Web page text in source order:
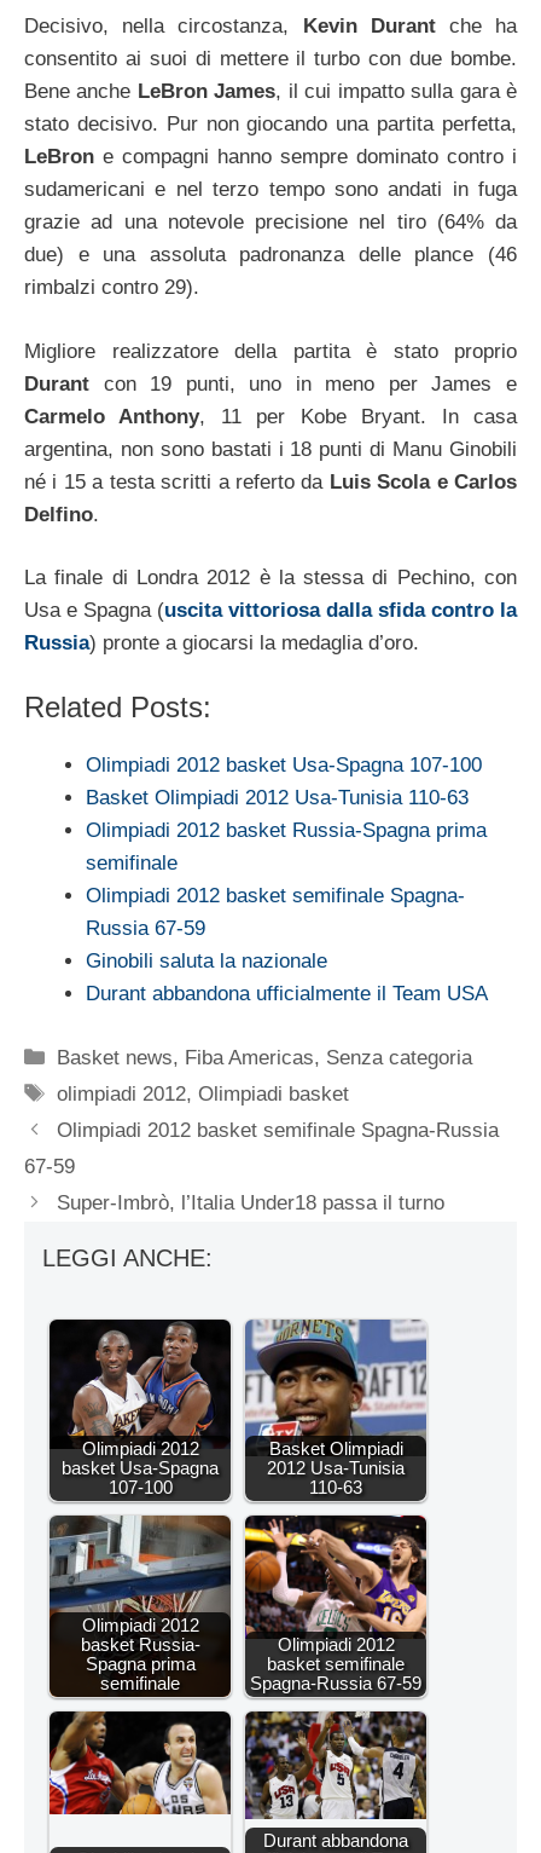
Decisivo, nella circostanza, Kevin Durantche ha
consentito ai suoi di mettere il turbo con due bombe.
Bene anche LeBron James, il cui impatto sulla gara è
stato decisivo. Pur non giocando una partita perfetta,
LeBron e compagni hanno sempre dominato contro i
sudamericani e nel terzo tempo sono andati in fuga
grazie ad una notevole precisione nel tiro (64% da
due) e una assoluta padronanza delle plance (46
rimbalzi contro 29).
Migliore realizzatore della partita è stato proprio
Durant con 19 punti, uno in meno per James e
Carmelo Anthony, 11 per Kobe Bryant. In casa
argentina, non sono bastati i 18 punti di Manu Ginobili
né i 15 a testa scritti a referto da Luis Scola e Carlos
Delfino.
La finale di Londra 2012 è la stessa di Pechino, con
Usa e Spagna (uscita vittoriosa dalla sfida contro la
Russia) pronte a giocarsi la medaglia d’oro.
Related Posts:
Olimpiadi 2012 basket Usa-Spagna 107-100
Basket Olimpiadi 2012 Usa-Tunisia 110-63
Olimpiadi 2012 basket Russia-Spagna prima
semifinale
Olimpiadi 2012 basket semifinale Spagna-
Russia 67-59
Ginobili saluta la nazionale
Durant abbandona ufficialmente il Team USA
Categorie
Basket news, Fiba Americas, Senza categoria
Tag
olimpiadi 2012,Olimpiadi basket
Olimpiadi 2012 basket semifinale Spagna-Russia
67-59
Super-Imbrò, l’Italia Under18 passa il turno
LEGGI ANCHE:
Olimpiadi 2012
basket Usa-Spagna
107-100
Basket Olimpiadi
2012 Usa-Tunisia
110-63
Olimpiadi 2012
basket Russia-
Spagna prima
semifinale
Olimpiadi 2012
basket semifinale
Spagna-Russia 67-59
Durant abbandona